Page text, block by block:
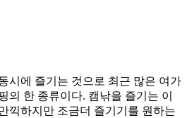
시에 즐기는 것으로 최근 많은 여가
의 한 종류이다. 캠낚을 즐기는 이
끽하지만 조금더 즐기기를 원하는